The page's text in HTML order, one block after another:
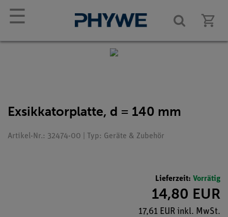
☰
Exsikkatorplatte, d = 140 mm
Artikel-Nr.: 32474-00 | Typ: Geräte & Zubehör
Lieferzeit: Vorrätig
14,80 EUR
17,61 EUR inkl. MwSt.